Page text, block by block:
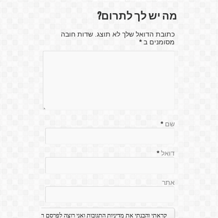
מה יש לך לתרום?
כתובת הדואל שלך לא תוצג. שדות חובה
מסומנים ב*
שם *
דואל *
אתר